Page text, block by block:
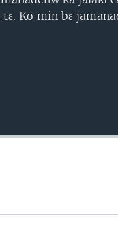
Ko min bɛ